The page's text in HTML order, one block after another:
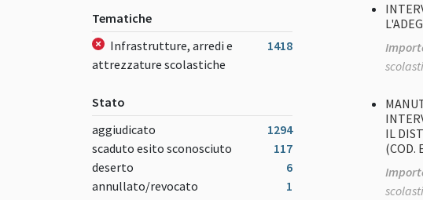
Tematiche
Infrastrutture, arredi e
attrezzature scolastiche
1418
Stato
aggiudicato
1294
scaduto esito sconosciuto
117
deserto
6
annullato/revocato
1
IL
(COD.